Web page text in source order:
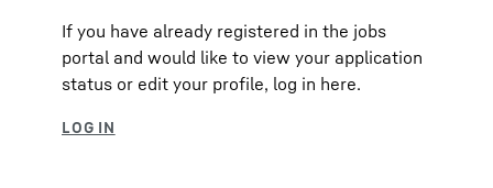
If you have already registered in the jobs
portal and would like to view your application
status or edit your profile, log in here.